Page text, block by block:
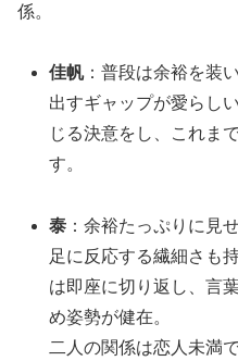
係。
佳帆：普段は余裕を装
出すギャップが愛らし
じる決意をし、これま
す。
泰 ：余裕たっぷりに見
足に反応する繊細さも
は即座に切り返し、言
め姿勢が健在。
二人の関係は恋人未満